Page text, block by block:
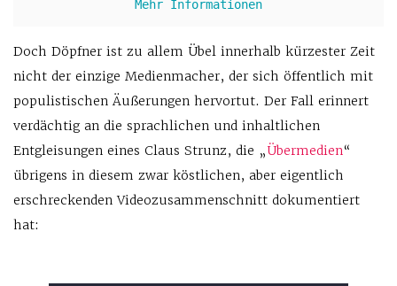
Mehr Informationen
Doch Döpfner ist zu allem Übel innerhalb kürzester Zeit
nicht der einzige Medienmacher, der sich öffentlich mit
populistischen Äußerungen hervortut. Der Fall erinnert
verdächtig an die sprachlichen und inhaltlichen
Entgleisungen eines Claus Strunz, die „Übermedien“
übrigens in diesem zwar köstlichen, aber eigentlich
erschreckenden Videozusammenschnitt dokumentiert
hat: